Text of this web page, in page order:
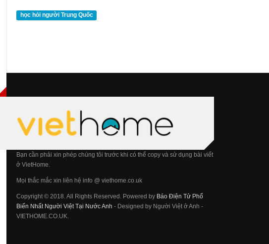
học hỏi người Trung Quốc
Bạn cần phải xin phép chúng tôi trước khi có thể copy và sử dụng bài viết
ở VietHome.
Mọi thắc mắc xin liên hệ info @ viethome.co.uk
Copyright © 2018. All Rights Reserved. Powered by Báo Điện Tử Phổ
Biến Nhất Người Việt Tại Nước Anh - Designed by Người Việt ở Anh -
VIETHOME.CO.UK.